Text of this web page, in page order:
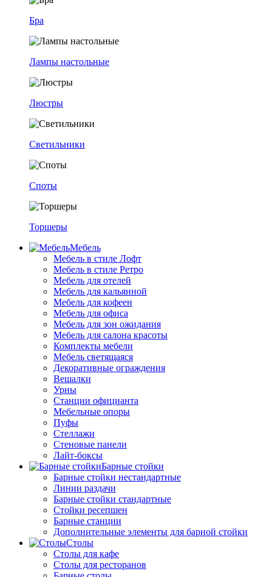
Бра
Лампы настольные
Люстры
Светильники
Споты
Торшеры
Мебель
Мебель в стиле Лофт
Мебель в стиле Ретро
Мебель для отелей
Мебель для кальянной
Мебель для кофеен
Мебель для офиса
Мебель для зон ожидания
Мебель для салона красоты
Комплекты мебели
Мебель светящаяся
Декоративные ограждения
Вешалки
Урны
Станции официанта
Мебельные опоры
Пуфы
Стеллажи
Стеновые панели
Лайт-боксы
Барные стойки
Барные стойки нестандартные
Линии раздачи
Барные стойки стандартные
Стойки ресепшен
Барные станции
Дополнительные элементы для барной стойки
Столы
Столы для кафе
Столы для ресторанов